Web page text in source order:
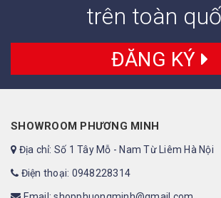
trên toàn
ĐĂNG KÝ
SHOWROOM PHƯƠNG MINH
Địa chỉ: Số 1 Tây Mỗ - Nam Từ Liêm Hà Nội
Điện thoại: 0948228314